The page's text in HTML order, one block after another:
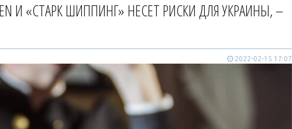
И «СТАРК ШИППИНГ» НЕСЕТ РИСКИ ДЛЯ УКРАИНЫ, –
2022-02-15 17:07